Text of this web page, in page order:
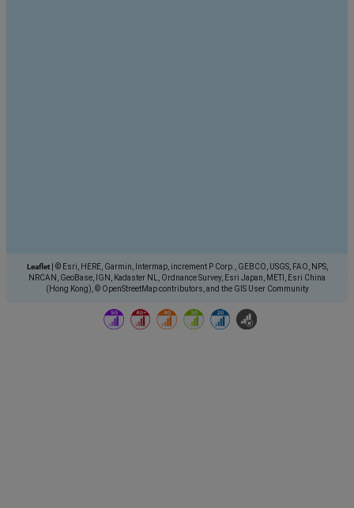
Leaflet
© Esri, HERE, Garmin, Intermap, increment P Corp., GEBCO, USGS, FAO, NPS,
NRCAN, GeoBase, IGN, Kadaster NL, Ordnance Survey, Esri Japan, METI, Esri China
(Hong Kong), © OpenStreetMap contributors, and the GIS User Community